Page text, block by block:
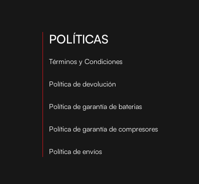
POLÍTICAS
Términos y Condiciones
Política de devolución
Política de garantía de baterias
Política de garantía de compresores
Política de envíos